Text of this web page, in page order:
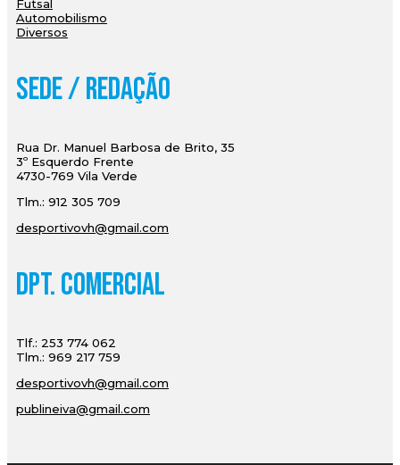
Futsal
Automobilismo
Diversos
Sede / Redação
Rua Dr. Manuel Barbosa de Brito, 35
3º Esquerdo Frente
4730-769 Vila Verde
Tlm.: 912 305 709
desportivovh@gmail.com
Dpt. Comercial
Tlf.: 253 774 062
Tlm.: 969 217 759
desportivovh@gmail.com
publineiva@gmail.com